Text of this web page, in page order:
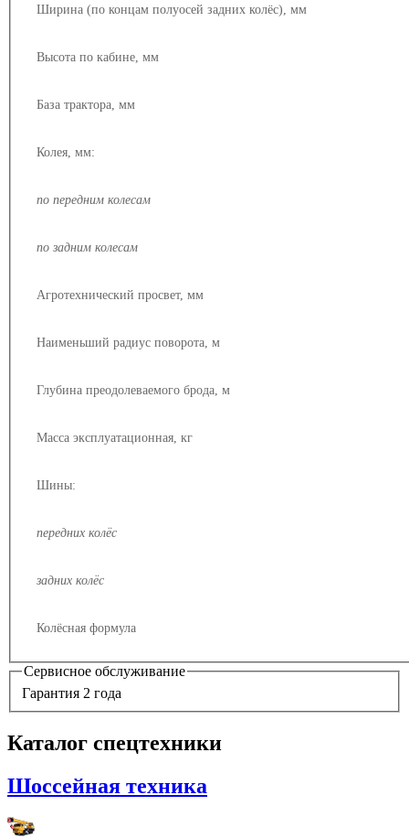
Ширина (по концам полуосей задних колёс), мм
Высота по кабине, мм
База трактора, мм
Колея, мм:
по передним колесам
по задним колесам
Агротехнический просвет, мм
Наименьший радиус поворота, м
Глубина преодолеваемого брода, м
Масса эксплуатационная, кг
Шины:
передних колёс
задних колёс
Колёсная формула
Сервисное обслуживание
Гарантия 2 года
Каталог спецтехники
Шоссейная техника